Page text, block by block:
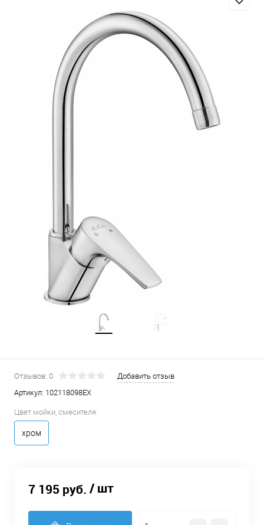
Отзывов: 0
Добавить отзыв
Артикул: 102118098EX
Цвет мойки, смесителя:
хром
7 195 руб. / шт